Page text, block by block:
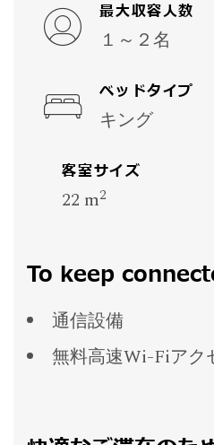
最大収容人数
１～２名
ベッドタイプ
キング
客室サイズ
22 m2
To keep
通信設備
無料高速Wi-Fiアク